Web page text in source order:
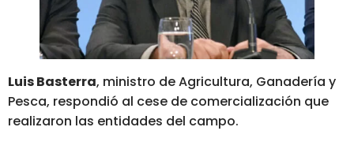
Luis Basterra, ministro de Agricultura, Ganadería y
Pesca, respondió al cese de comercialización que
realizaron las entidades del campo.